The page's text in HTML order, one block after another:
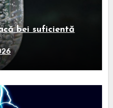
bei suficientă